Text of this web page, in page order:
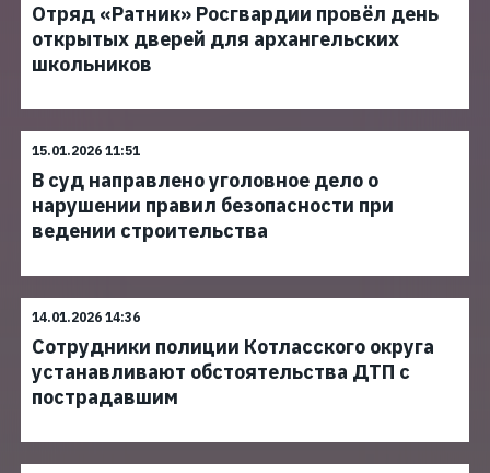
Отряд «Ратник» Росгвардии провёл день
открытых дверей для архангельских
школьников
15.01.2026 11:51
В суд направлено уголовное дело о
нарушении правил безопасности при
ведении строительства
14.01.2026 14:36
Сотрудники полиции Котласского округа
устанавливают обстоятельства ДТП с
пострадавшим